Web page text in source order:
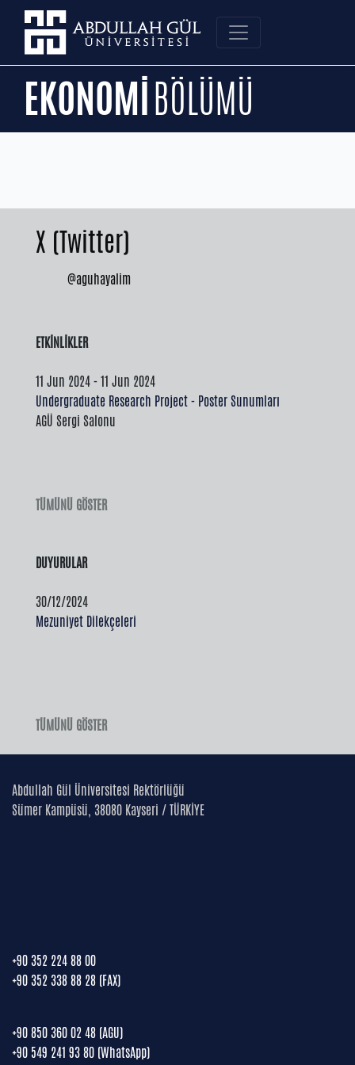
EKONOMİBÖLÜMÜ
X (Twitter)
@aguhayalim
ETKİNLİKLER
11 Jun 2024 - 11 Jun 2024
Undergraduate Research Project - Poster Sunumları
AGÜ Sergi Salonu
TÜMÜNÜ GÖSTER
DUYURULAR
30/12/2024
Mezuniyet Dilekçeleri
TÜMÜNÜ GÖSTER
Abdullah Gül Üniversitesi Rektörlüğü
Sümer Kampüsü, 38080 Kayseri / TÜRKİYE
+90 352 224 88 00
+90 352 338 88 28 (FAX)
+90 850 360 02 48 (AGU)
+90 549 241 93 80 (WhatsApp)